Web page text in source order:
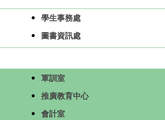
學生事務處
圖書資訊處
軍訓室
推廣教育中心
會計室